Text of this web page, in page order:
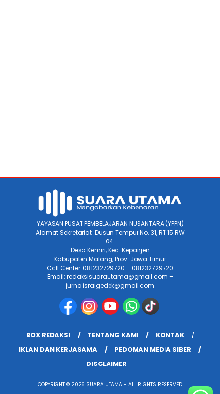
YAYASAN PUSAT PEMBELAJARAN NUSANTARA (YPPN)
Alamat Sekretariat :Dusun Tempur No. 31, RT 15 RW
04.
Desa Kemiri, Kec. Kepanjen
Kabupaten Malang, Prov. Jawa Timur
Call Center: 081232729720 – 081232729720
Email: redaksisuarautama@gmail.com –
jurnalisraigedek@gmail.com
BOX REDAKSI TENTANG KAMI
KONTAK
IKLAN DAN KERJASAMA
PEDOMAN MEDIA SIBER
DISCLAIMER
COPYRIGHT © 2026 SUARA UTAMA - ALL RIGHTS RESERVED